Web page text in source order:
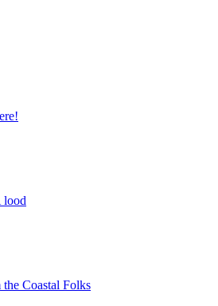
lood
Coastal Folks